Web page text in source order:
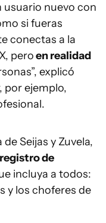
usuario nuevo con
si fueras
conectas a la
peroen realidad
explicó
por ejemplo,
Seijas y Zuvela,
registro de
incluya a todos:
y los choferes de